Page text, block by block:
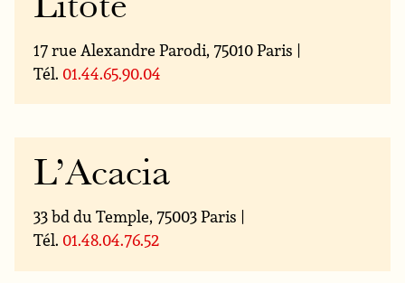
Litote
17 rue Alexandre Parodi, 75010 Paris |
Tél. 01.44.65.90.04
L’Acacia
33 bd du Temple, 75003 Paris |
Tél. 01.48.04.76.52